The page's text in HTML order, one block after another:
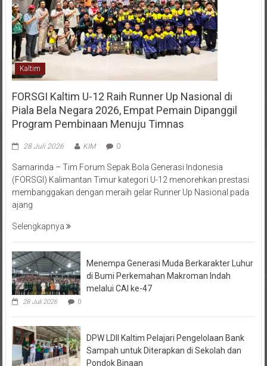
Kaltim
FORSGI Kaltim U-12 Raih Runner Up Nasional di
Piala Bela Negara 2026, Empat Pemain Dipanggil
Program Pembinaan Menuju Timnas
28 Juli 2026 KIM 0
Samarinda – Tim Forum Sepak Bola Generasi Indonesia
(FORSGI) Kalimantan Timur kategori U-12 menorehkan prestasi
membanggakan dengan meraih gelar Runner Up Nasional pada
ajang
Selengkapnya
Menempa Generasi Muda Berkarakter Luhur
di Bumi Perkemahan Makroman Indah
melalui CAI ke-47
28 Juli 2026 0
DPW LDII Kaltim Pelajari Pengelolaan Bank
Sampah untuk Diterapkan di Sekolah dan
Pondok Binaan